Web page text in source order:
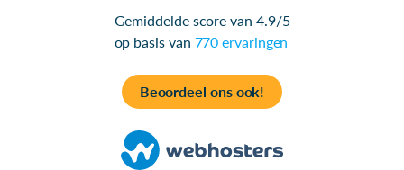
Gemiddelde score van 4.9/5
op basis van 770 ervaringen
Beoordeel ons ook!